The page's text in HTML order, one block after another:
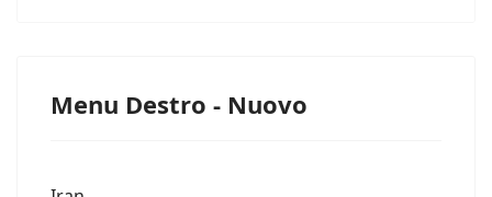
Menu Destro - Nuovo